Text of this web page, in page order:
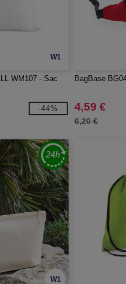
W1
WM107 - Sac
-44%
BagBase
4,59 €
6,20 €
W1